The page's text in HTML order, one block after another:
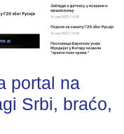
portal na
Srbi, braćo,